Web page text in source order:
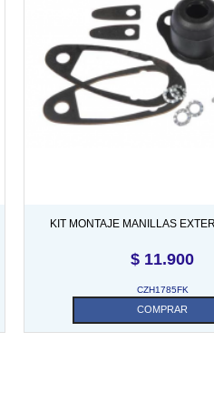
KIT MONTAJE MANILLAS
$ 11.900
CZH1785FK
COMPRAR